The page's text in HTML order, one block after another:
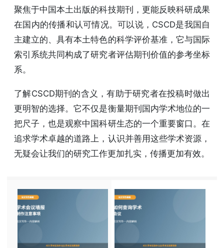
聚焦于中国本土出版的科技期刊，更能反映科研成果
在国内的传播和认可情况。可以说，CSCD是我国自
主建立的、具有本土特色的科学评价基准，它与国际
索引系统共同构成了研究者评估期刊价值的参考坐标
系。
了解CSCD期刊的含义，有助于研究者在投稿时做出
更明智的选择。它不仅是衡量期刊国内学术地位的一
把尺子，也是观察中国科研生态的一个重要窗口。在
追求学术卓越的道路上，认识并善用这些学术资源，
无疑会让我们的研究工作更加扎实，传播更加有效。